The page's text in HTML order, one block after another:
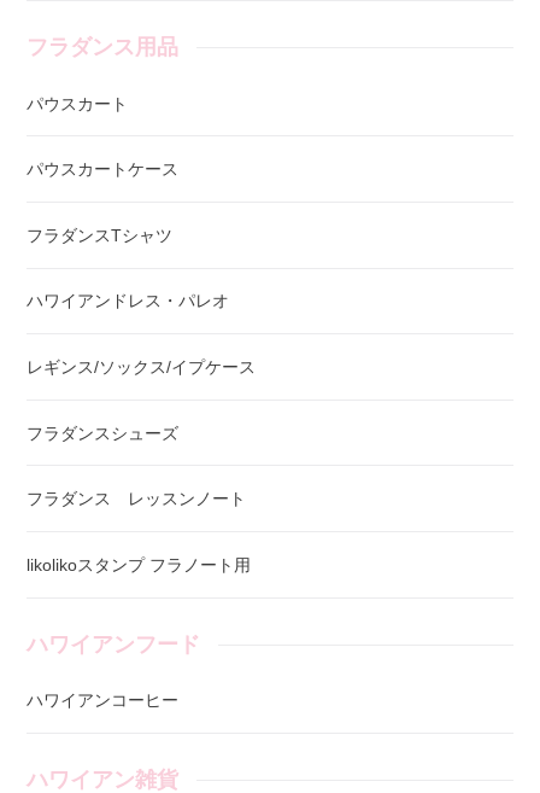
フラダンス用品
パウスカート
パウスカートケース
フラダンスTシャツ
ハワイアンドレス・パレオ
レギンス/ソックス/イプケース
フラダンスシューズ
フラダンス レッスンノート
likolikoスタンプ フラノート用
ハワイアンフード
ハワイアンコーヒー
ハワイアン雑貨